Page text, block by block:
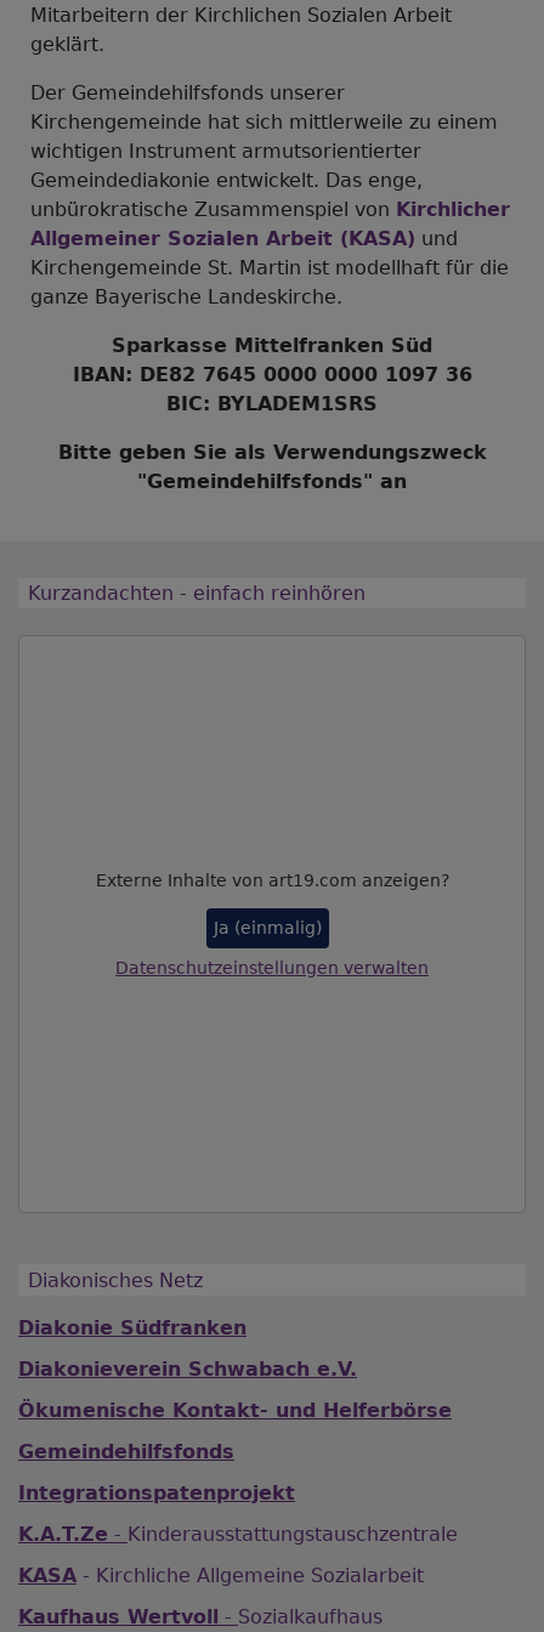
Mitarbeitern der Kirchlichen Sozialen Arbeit
geklärt.
Der Gemeindehilfsfonds unserer
Kirchengemeinde hat sich mittlerweile zu einem
wichtigen Instrument armutsorientierter
Gemeindediakonie entwickelt. Das enge,
unbürokratische Zusammenspiel von Kirchlicher
Allgemeiner Sozialen Arbeit (KASA) und
Kirchengemeinde St. Martin ist modellhaft für die
ganze Bayerische Landeskirche.
Sparkasse Mittelfranken Süd
IBAN: DE82 7645 0000 0000 1097 36
BIC: BYLADEM1SRS
Bitte geben Sie als Verwendungszweck
"Gemeindehilfsfonds" an
Kurzandachten - einfach reinhören
Externe Inhalte von art19.com anzeigen?
Ja (einmalig)
Datenschutzeinstellungen verwalten
Diakonisches Netz
Diakonie Südfranken
Diakonieverein Schwabach e.V.
Ökumenische Kontakt- und Helferbörse
Gemeindehilfsfonds
Integrationspatenprojekt
K.A.T.Ze - Kinderausstattungstauschzentrale
KASA - Kirchliche Allgemeine Sozialarbeit
Kaufhaus Wertvoll - Sozialkaufhaus